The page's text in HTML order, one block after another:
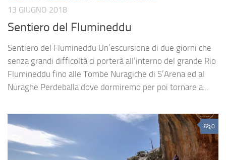
13 GIUGNO 2018
Sentiero del Flumineddu
Sentiero del Flumineddu Un’escursione di due giorni che
senza grandi difficoltà ci porterà all’interno del grande Rio
Flumineddu fino alle Tombe Nuragiche di S’Arena ed al
Nuraghe Perdeballa dove dormiremo per poi tornare a...
0